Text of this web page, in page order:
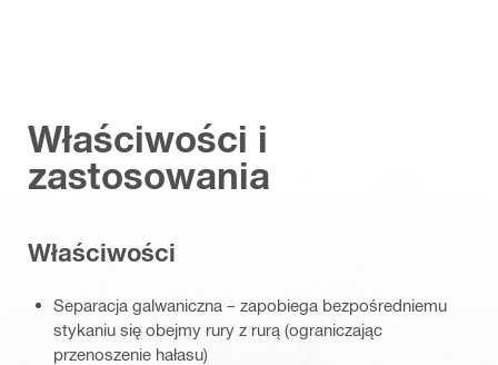
Właściwości i
zastosowania
Właściwości
Separacja galwaniczna – zapobiega bezpośredniemu
stykaniu się obejmy rury z rurą (ograniczając
przenoszenie hałasu)